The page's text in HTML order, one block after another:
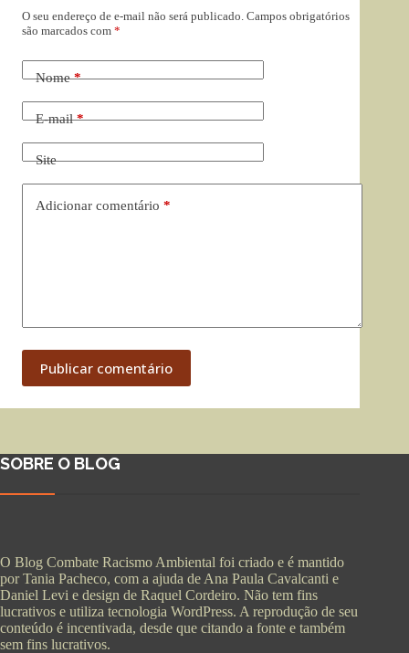
O seu endereço de e-mail não será publicado. Campos obrigatórios
são marcados com *
Nome*
E-mail*
Site
Adicionar comentário *
Publicar comentário
SOBRE O BLOG
O Blog Combate Racismo Ambiental foi criado e é mantido
por Tania Pacheco, com a ajuda de Ana Paula Cavalcanti e
Daniel Levi e design de Raquel Cordeiro. Não tem fins
lucrativos e utiliza tecnologia WordPress. A reprodução de seu
conteúdo é incentivada, desde que citando a fonte e também
sem fins lucrativos.